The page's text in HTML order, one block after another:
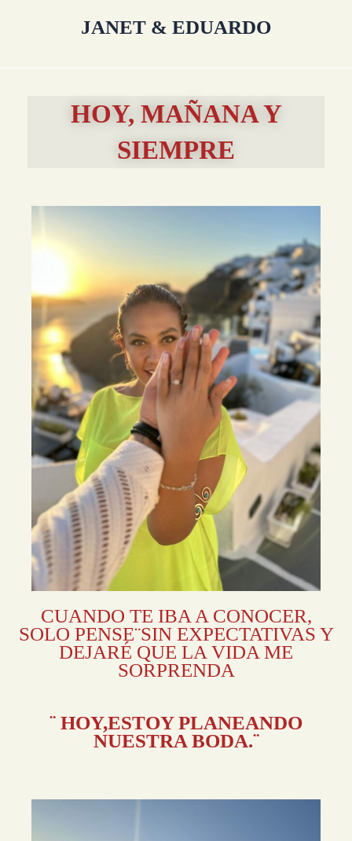
JANET & EDUARDO
HOY, MAÑANA Y
SIEMPRE
CUANDO TE IBA A CONOCER,
SOLO PENSE¨SIN EXPECTATIVAS Y
DEJARÉ QUE LA VIDA ME
SORPRENDA
¨ HOY,ESTOY PLANEANDO
NUESTRA BODA.¨